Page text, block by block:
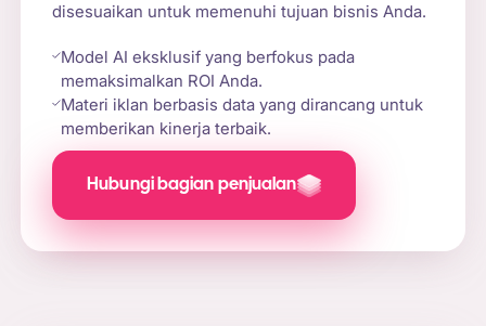
disesuaikan untuk memenuhi tujuan bisnis Anda.
Model AI eksklusif yang berfokus pada
memaksimalkan ROI Anda.
Materi iklan berbasis data yang dirancang untuk
memberikan kinerja terbaik.
Hubungi bagian penjualan